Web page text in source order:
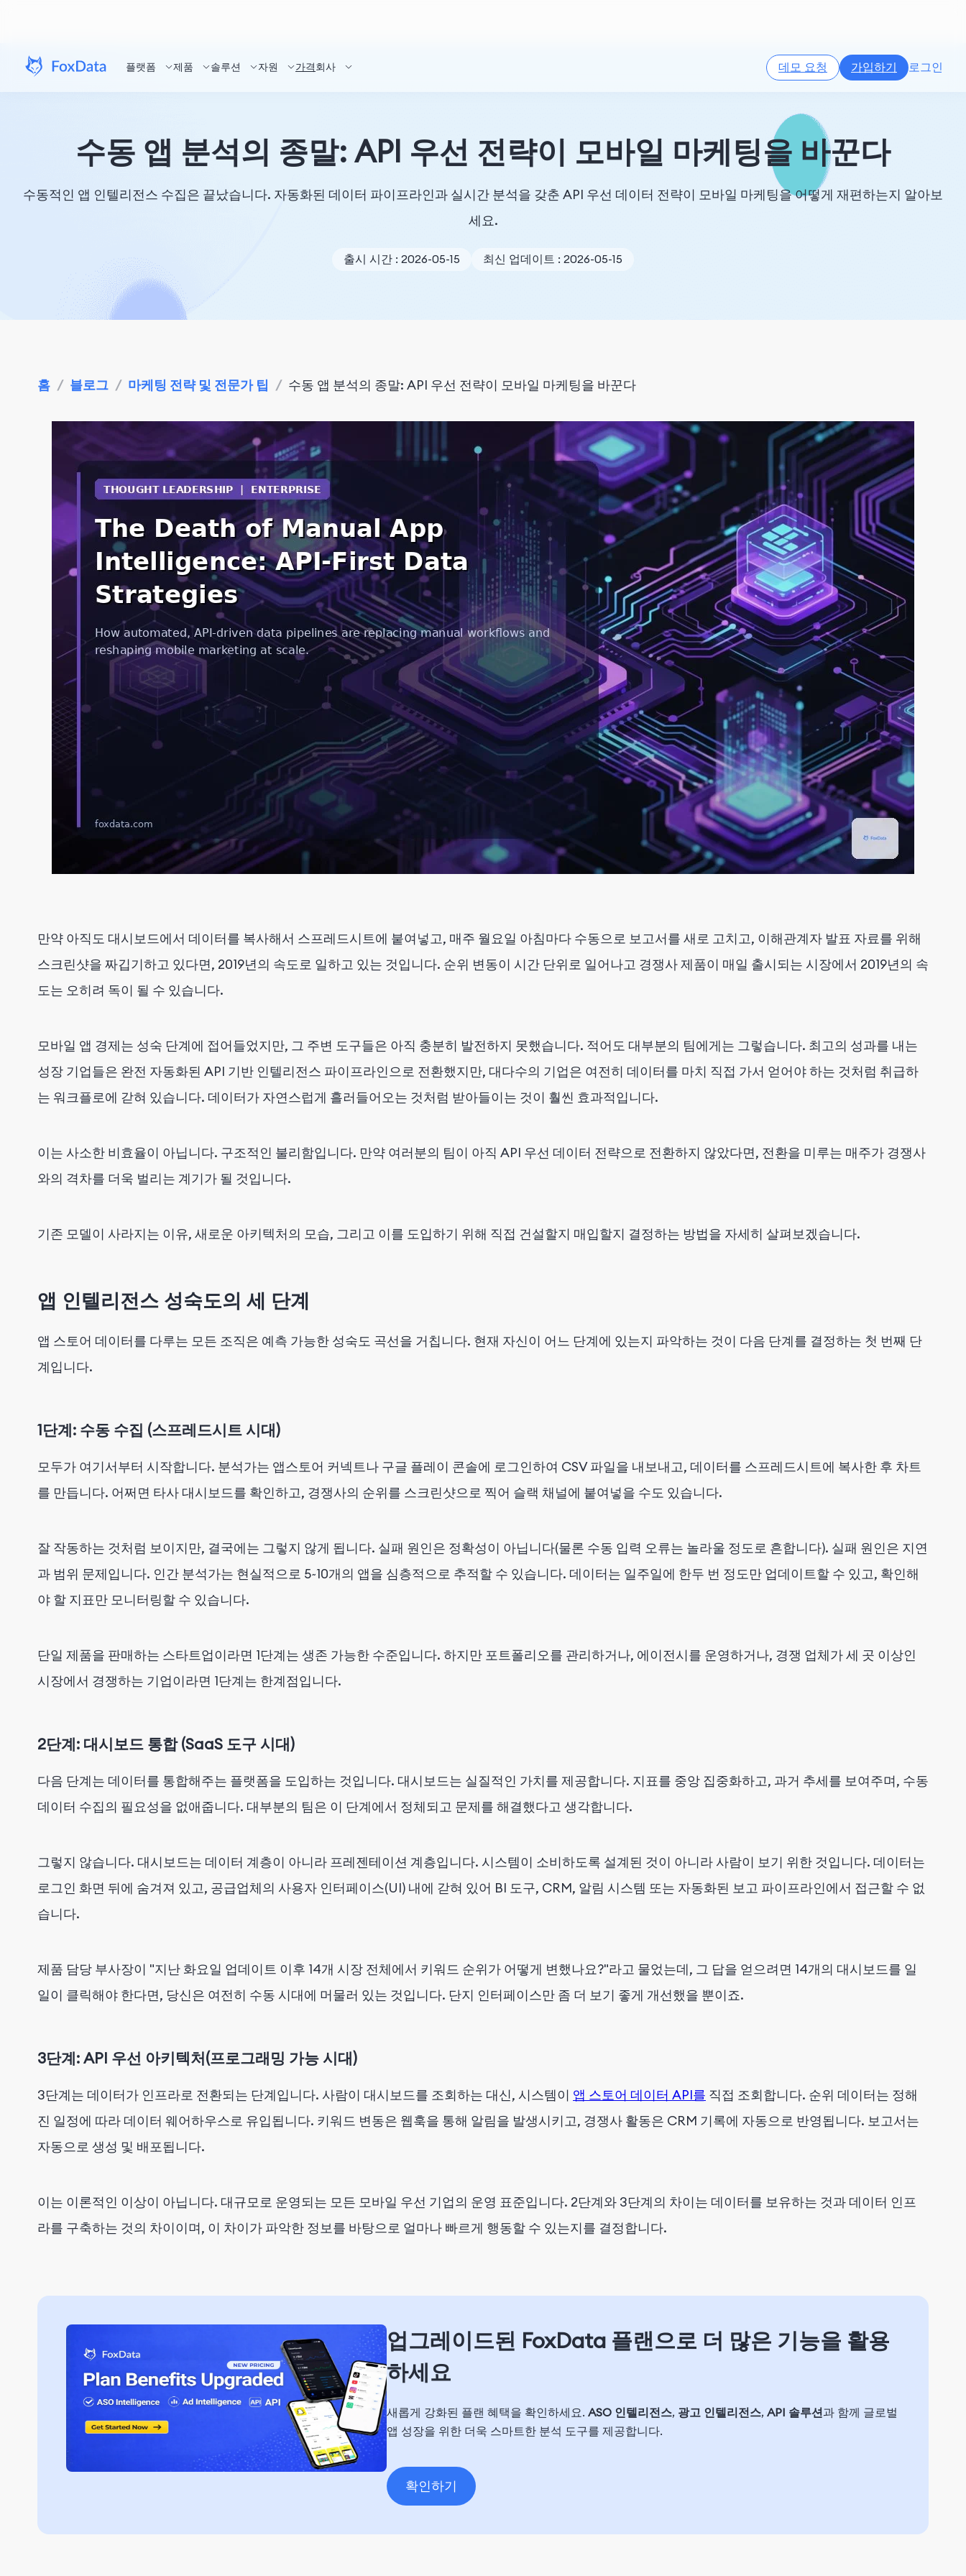
플랫폼 제품 솔루션 자원 가격회사 데모 요청 가입하기 로그인
수동 앱 분석의 종말: API 우선 전략이 모바일 마케팅을 바꾼다
수동적인 앱 인텔리전스 수집은 끝났습니다. 자동화된 데이터 파이프라인과 실시간 분석을 갖춘 API 우선 데이터 전략이 모바일 마케팅을 어떻게 재편하는지 알아보
세요.
출시 시간 : 2026-05-15 최신 업데이트 : 2026-05-15
홈 / 블로그 / 마케팅 전략 및 전문가 팁 / 수동 앱 분석의 종말: API 우선 전략이 모바일 마케팅을 바꾼다
만약 아직도 대시보드에서 데이터를 복사해서 스프레드시트에 붙여넣고, 매주 월요일 아침마다 수동으로 보고서를 새로 고치고, 이해관계자 발표 자료를 위해
스크린샷을 짜깁기하고 있다면, 2019년의 속도로 일하고 있는 것입니다. 순위 변동이 시간 단위로 일어나고 경쟁사 제품이 매일 출시되는 시장에서 2019년의 속
도는 오히려 독이 될 수 있습니다.
모바일 앱 경제는 성숙 단계에 접어들었지만, 그 주변 도구들은 아직 충분히 발전하지 못했습니다. 적어도 대부분의 팀에게는 그렇습니다. 최고의 성과를 내는
성장 기업들은 완전 자동화된 API 기반 인텔리전스 파이프라인으로 전환했지만, 대다수의 기업은 여전히 데이터를 마치 직접 가서 얻어야 하는 것처럼 취급하
는 워크플로에 갇혀 있습니다. 데이터가 자연스럽게 흘러들어오는 것처럼 받아들이는 것이 훨씬 효과적입니다.
이는 사소한 비효율이 아닙니다. 구조적인 불리함입니다. 만약 여러분의 팀이 아직 API 우선 데이터 전략으로 전환하지 않았다면, 전환을 미루는 매주가 경쟁사
와의 격차를 더욱 벌리는 계기가 될 것입니다.
기존 모델이 사라지는 이유, 새로운 아키텍처의 모습, 그리고 이를 도입하기 위해 직접 건설할지 매입할지 결정하는 방법을 자세히 살펴보겠습니다.
앱 인텔리전스 성숙도의 세 단계
앱 스토어 데이터를 다루는 모든 조직은 예측 가능한 성숙도 곡선을 거칩니다. 현재 자신이 어느 단계에 있는지 파악하는 것이 다음 단계를 결정하는 첫 번째 단
계입니다.
1단계: 수동 수집 (스프레드시트 시대)
모두가 여기서부터 시작합니다. 분석가는 앱스토어 커넥트나 구글 플레이 콘솔에 로그인하여 CSV 파일을 내보내고, 데이터를 스프레드시트에 복사한 후 차트
를 만듭니다. 어쩌면 타사 대시보드를 확인하고, 경쟁사의 순위를 스크린샷으로 찍어 슬랙 채널에 붙여넣을 수도 있습니다.
잘 작동하는 것처럼 보이지만, 결국에는 그렇지 않게 됩니다. 실패 원인은 정확성이 아닙니다(물론 수동 입력 오류는 놀라울 정도로 흔합니다). 실패 원인은 지연
과 범위 문제입니다. 인간 분석가는 현실적으로 5~10개의 앱을 심층적으로 추적할 수 있습니다. 데이터는 일주일에 한두 번 정도만 업데이트할 수 있고, 확인해
야 할 지표만 모니터링할 수 있습니다.
단일 제품을 판매하는 스타트업이라면 1단계는 생존 가능한 수준입니다. 하지만 포트폴리오를 관리하거나, 에이전시를 운영하거나, 경쟁 업체가 세 곳 이상인
시장에서 경쟁하는 기업이라면 1단계는 한계점입니다.
2단계: 대시보드 통합 (SaaS 도구 시대)
다음 단계는 데이터를 통합해주는 플랫폼을 도입하는 것입니다. 대시보드는 실질적인 가치를 제공합니다. 지표를 중앙 집중화하고, 과거 추세를 보여주며, 수동
데이터 수집의 필요성을 없애줍니다. 대부분의 팀은 이 단계에서 정체되고 문제를 해결했다고 생각합니다.
그렇지 않습니다. 대시보드는 데이터 계층이 아니라 프레젠테이션 계층입니다. 시스템이 소비하도록 설계된 것이 아니라 사람이 보기 위한 것입니다. 데이터는
로그인 화면 뒤에 숨겨져 있고, 공급업체의 사용자 인터페이스(UI) 내에 갇혀 있어 BI 도구, CRM, 알림 시스템 또는 자동화된 보고 파이프라인에서 접근할 수 없
습니다.
제품 담당 부사장이 "지난 화요일 업데이트 이후 14개 시장 전체에서 키워드 순위가 어떻게 변했나요?"라고 물었는데, 그 답을 얻으려면 14개의 대시보드를 일
일이 클릭해야 한다면, 당신은 여전히 수동 시대에 머물러 있는 것입니다. 단지 인터페이스만 좀 더 보기 좋게 개선했을 뿐이죠.
3단계: API 우선 아키텍처(프로그래밍 가능 시대)
3단계는 데이터가 인프라로 전환되는 단계입니다. 사람이 대시보드를 조회하는 대신, 시스템이 앱 스토어 데이터 API를 직접 조회합니다. 순위 데이터는 정해
진 일정에 따라 데이터 웨어하우스로 유입됩니다. 키워드 변동은 웹훅을 통해 알림을 발생시키고, 경쟁사 활동은 CRM 기록에 자동으로 반영됩니다. 보고서는
자동으로 생성 및 배포됩니다.
이는 이론적인 이상이 아닙니다. 대규모로 운영되는 모든 모바일 우선 기업의 운영 표준입니다. 2단계와 3단계의 차이는 데이터를 보유하는 것과 데이터 인프
라를 구축하는 것의 차이이며, 이 차이가 파악한 정보를 바탕으로 얼마나 빠르게 행동할 수 있는지를 결정합니다.
업그레이드된 FoxData 플랜으로 더 많은 기능을 활용
하세요
새롭게 강화된 플랜 혜택을 확인하세요. ASO 인텔리전스, 광고 인텔리전스, API 솔루션과 함께 글로벌
앱 성장을 위한 더욱 스마트한 분석 도구를 제공합니다.
확인하기